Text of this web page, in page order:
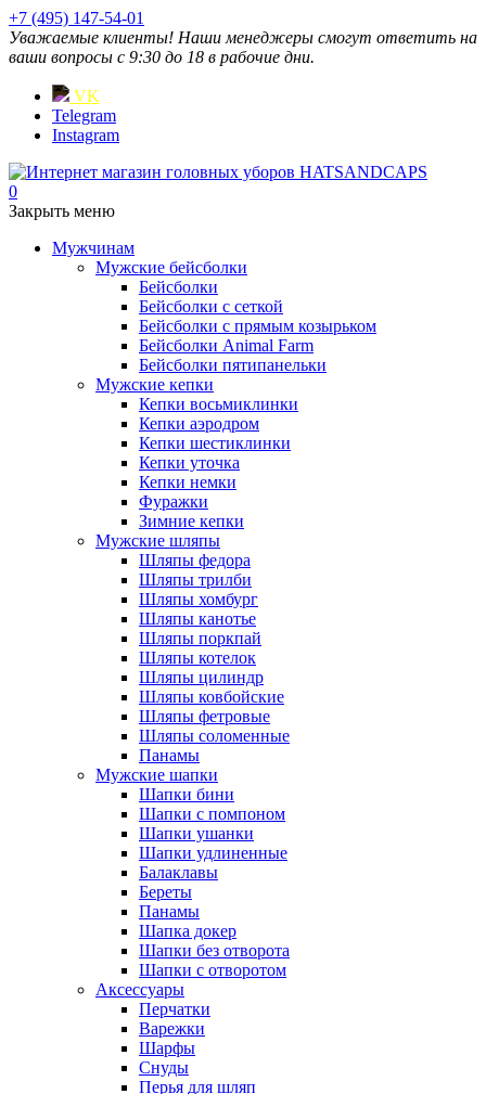
+7 (495) 147-54-01
Уважаемые клиенты! Наши менеджеры смогут ответить на
ваши вопросы с 9:30 до 18 в рабочие дни.
VK
Telegram
Instagram
0
Закрыть меню
Мужчинам
Мужские бейсболки
Бейсболки
Бейсболки с сеткой
Бейсболки с прямым козырьком
Бейсболки Animal Farm
Бейсболки пятипанельки
Мужские кепки
Кепки восьмиклинки
Кепки аэродром
Кепки шестиклинки
Кепки уточка
Кепки немки
Фуражки
Зимние кепки
Мужские шляпы
Шляпы федора
Шляпы трилби
Шляпы хомбург
Шляпы канотье
Шляпы поркпай
Шляпы котелок
Шляпы цилиндр
Шляпы ковбойские
Шляпы фетровые
Шляпы соломенные
Панамы
Мужские шапки
Шапки бини
Шапки с помпоном
Шапки ушанки
Шапки удлиненные
Балаклавы
Береты
Панамы
Шапка докер
Шапки без отворота
Шапки с отворотом
Аксессуары
Перчатки
Варежки
Шарфы
Снуды
Перья для шляп